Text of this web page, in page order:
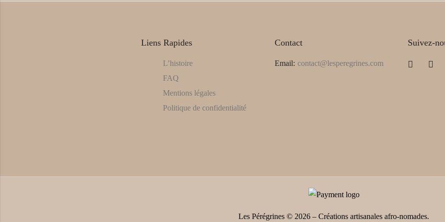
Liens Rapides
L’histoire
FAQ
Mentions légales
Politique de confidentialité
Contact
Email: contact@lesperegrines.com
Suivez-
Les Pérégrines © 2026 – Créations artisanales afro-nomades.